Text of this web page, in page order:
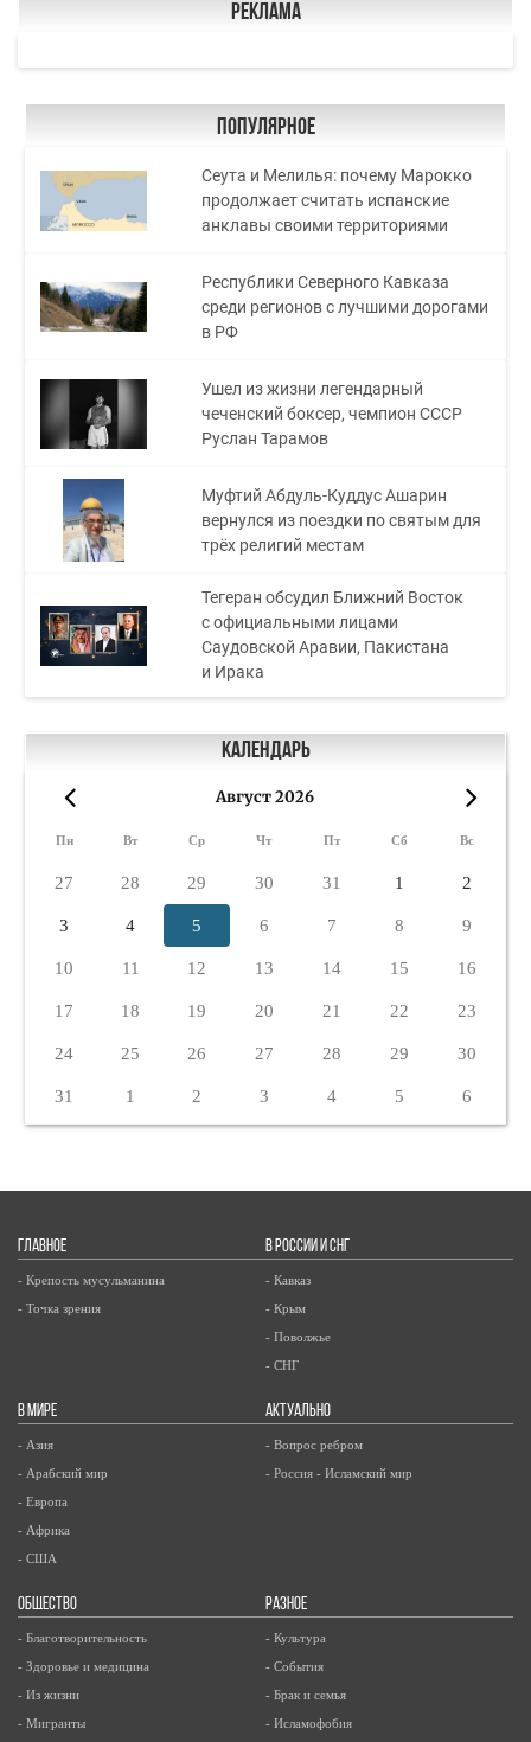
Реклама
Популярное
Сеута и Мелилья: почему Марокко
продолжает считать испанские
анклавы своими территориями
Республики Северного Кавказа
среди регионов с лучшими дорогами
в РФ
Ушел из жизни легендарный
чеченский боксер, чемпион СССР
Руслан Тарамов
Муфтий Абдуль-Куддус Ашарин
вернулся из поездки по святым для
трёх религий местам
Тегеран обсудил Ближний Восток
с официальными лицами
Саудовской Аравии, Пакистана
и Ирака
Календарь
Август 2026
Пн Вт Ср Чт Пт Сб Вс
27 28 29 30 31 1 2
3 4 5 6 7 8 9
10 11 12 13 14 15 16
17 18 19 20 21 22 23
24 25 26 27 28 29 30
31 1 2 3 4 5 6
ГЛАВНОЕ
- Крепость мусульманина
- Точка зрения
В РОССИИ И СНГ
- Кавказ
- Крым
- Поволжье
- СНГ
В МИРЕ
- Азия
- Арабский мир
- Европа
- Африка
- США
АКТУАЛЬНО
- Вопрос ребром
- Россия - Исламский мир
ОБЩЕСТВО
- Благотворительность
- Здоровье и медицина
- Из жизни
- Мигранты
РАЗНОЕ
- Культура
- События
- Брак и семья
- Исламофобия